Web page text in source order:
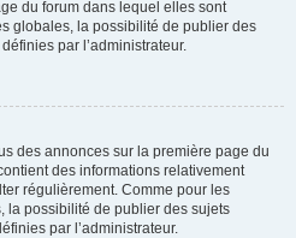
du forum dans lequel elles sont
globales, la possibilité de publier des
par l’administrateur.
des annonces sur la première page du
des informations relativement
régulièrement. Comme pour les
la possibilité de publier des sujets
par l’administrateur.